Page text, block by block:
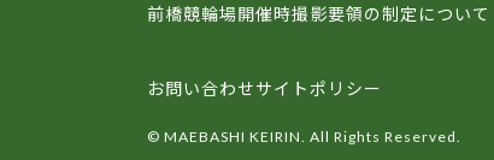
前橋競輪場開催時撮影要領の制定について
お問い合わせサイトポリシー
© MAEBASHI KEIRIN. All Rights Reserved.